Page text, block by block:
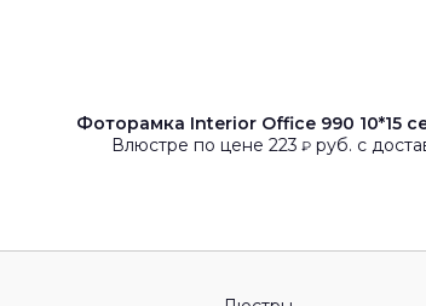
Фоторамка Interior Office 990 10*15
Влюстре по цене 223 ₽руб. с